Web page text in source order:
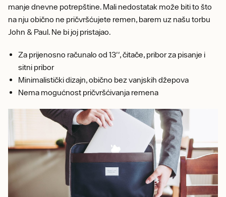
manje dnevne potrepštine. Mali nedostatak može biti to što
na nju obično ne pričvršćujete remen, barem uz našu torbu
John & Paul. Ne bi joj pristajao.
Za prijenosno računalo od 13'', čitače, pribor za pisanje i
sitni pribor
Minimalistički dizajn, obično bez vanjskih džepova
Nema mogućnost pričvršćivanja remena